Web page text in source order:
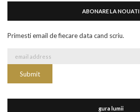
ABONARE LA NOUATI
Primesti email de fiecare data cand scriu.
gura lumii